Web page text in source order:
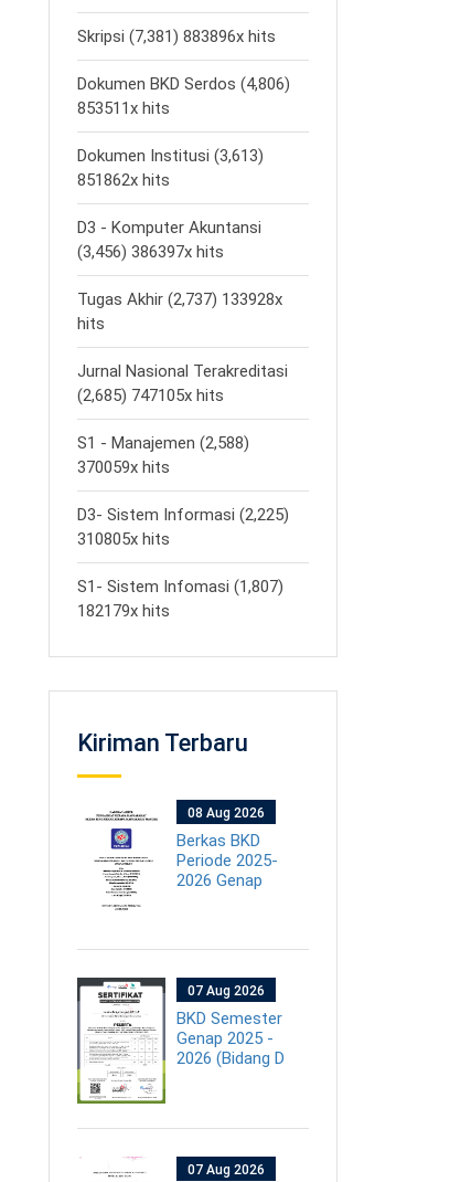
Skripsi (7,381) 883896x hits
Dokumen BKD Serdos (4,806)
853511x hits
Dokumen Institusi (3,613)
851862x hits
D3 - Komputer Akuntansi
(3,456) 386397x hits
Tugas Akhir (2,737) 133928x
hits
Jurnal Nasional Terakreditasi
(2,685) 747105x hits
S1 - Manajemen (2,588)
370059x hits
D3- Sistem Informasi (2,225)
310805x hits
S1- Sistem Infomasi (1,807)
182179x hits
Kiriman Terbaru
08 Aug 2026
Berkas BKD
Periode 2025-
2026 Genap
07 Aug 2026
BKD Semester
Genap 2025 -
2026 (Bidang D
07 Aug 2026